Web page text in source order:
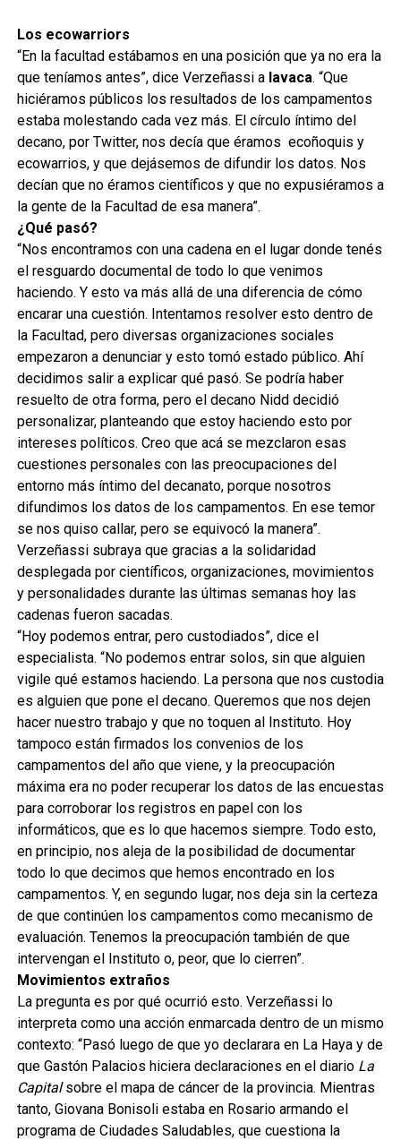
Los ecowarriors
“En la facultad estábamos en una posición que ya no era la
que teníamos antes”, dice Verzeñassi a lavaca. “Que
hiciéramos públicos los resultados de los campamentos
estaba molestando cada vez más. El círculo íntimo del
decano, por Twitter, nos decía que éramos ecoñoquis y
ecowarrios, y que dejásemos de difundir los datos. Nos
decían que no éramos científicos y que no expusiéramos a
la gente de la Facultad de esa manera”.
¿Qué pasó?
“Nos encontramos con una cadena en el lugar donde tenés
el resguardo documental de todo lo que venimos
haciendo. Y esto va más allá de una diferencia de cómo
encarar una cuestión. Intentamos resolver esto dentro de
la Facultad, pero diversas organizaciones sociales
empezaron a denunciar y esto tomó estado público. Ahí
decidimos salir a explicar qué pasó. Se podría haber
resuelto de otra forma, pero el decano Nidd decidió
personalizar, planteando que estoy haciendo esto por
intereses políticos. Creo que acá se mezclaron esas
cuestiones personales con las preocupaciones del
entorno más íntimo del decanato, porque nosotros
difundimos los datos de los campamentos. En ese temor
se nos quiso callar, pero se equivocó la manera”.
Verzeñassi subraya que gracias a la solidaridad
desplegada por científicos, organizaciones, movimientos
y personalidades durante las últimas semanas hoy las
cadenas fueron sacadas.
“Hoy podemos entrar, pero custodiados”, dice el
especialista. “No podemos entrar solos, sin que alguien
vigile qué estamos haciendo. La persona que nos custodia
es alguien que pone el decano. Queremos que nos dejen
hacer nuestro trabajo y que no toquen al Instituto. Hoy
tampoco están firmados los convenios de los
campamentos del año que viene, y la preocupación
máxima era no poder recuperar los datos de las encuestas
para corroborar los registros en papel con los
informáticos, que es lo que hacemos siempre. Todo esto,
en principio, nos aleja de la posibilidad de documentar
todo lo que decimos que hemos encontrado en los
campamentos. Y, en segundo lugar, nos deja sin la certeza
de que continúen los campamentos como mecanismo de
evaluación. Tenemos la preocupación también de que
intervengan el Instituto o, peor, que lo cierren”.
Movimientos extraños
La pregunta es por qué ocurrió esto. Verzeñassi lo
interpreta como una acción enmarcada dentro de un mismo
contexto: “Pasó luego de que yo declarara en La Haya y de
que Gastón Palacios hiciera declaraciones en el diario La
Capitalsobre el mapa de cáncer de la provincia. Mientras
tanto, Giovana Bonisoli estaba en Rosario armando el
programa de Ciudades Saludables, que cuestiona la